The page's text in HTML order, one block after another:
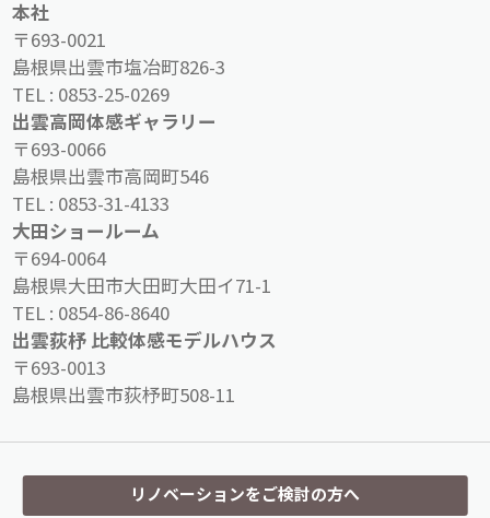
本社
〒693-0021
島根県出雲市塩冶町826-3
TEL : 0853-25-0269
出雲高岡体感ギャラリー
〒693-0066
島根県出雲市高岡町546
TEL : 0853-31-4133
大田ショールーム
〒694-0064
島根県大田市大田町大田イ71-1
TEL : 0854-86-8640
出雲荻杼 比較体感モデルハウス
〒693-0013
島根県出雲市荻杼町508-11
リノベーションをご検討の方へ